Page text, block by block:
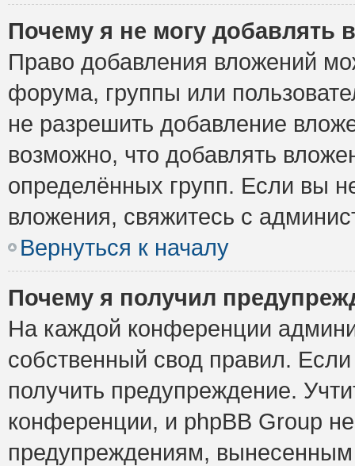
Почему я не могу добавлять
Право добавления вложений
форума, группы или
не разрешить добавление
возможно, что добавлять
определённых групп. Если вы
вложения, свяжитесь с
Вернуться к началу
Почему я получил
На каждой конференции
собственный свод правил.
получить предупреждение.
конференции, и phpBB Group
предупреждениям,